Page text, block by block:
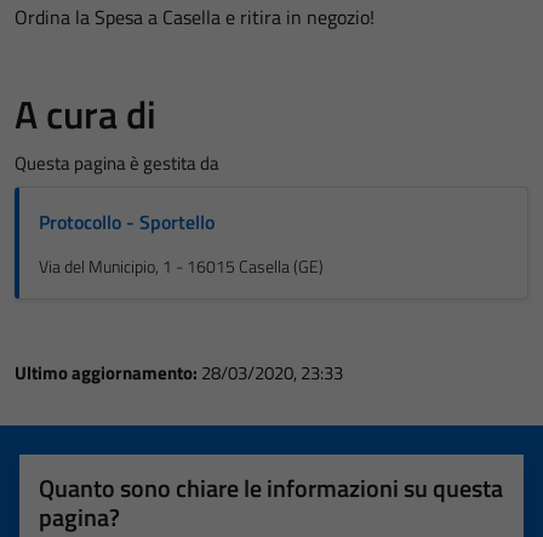
Ordina la Spesa a Casella e ritira in negozio!
A cura di
Questa pagina è gestita da
Protocollo - Sportello
Via del Municipio, 1 - 16015 Casella (GE)
Ultimo aggiornamento: 28/03/2020, 23:33
Quanto sono chiare le informazioni su questa
pagina?